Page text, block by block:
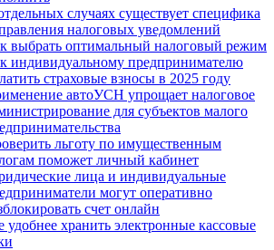
случаях существует специфика
налоговых уведомлений
выбрать оптимальный налоговый режим
индивидуальному предпринимателю
страховые взносы в 2025 году
автоУСН упрощает налоговое
для субъектов малого
льготу по имущественным
поможет личный кабинет
лица и индивидуальные
могут оперативно
счет онлайн
удобнее хранить электронные кассовые